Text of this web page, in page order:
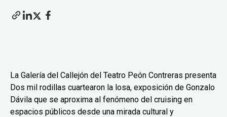
La Galería del Callejón del Teatro Peón Contreras presenta
Dos mil rodillas cuartearon la losa, exposición de Gonzalo
Dávila que se aproxima al fenómeno del cruising en
espacios públicos desde una mirada cultural y